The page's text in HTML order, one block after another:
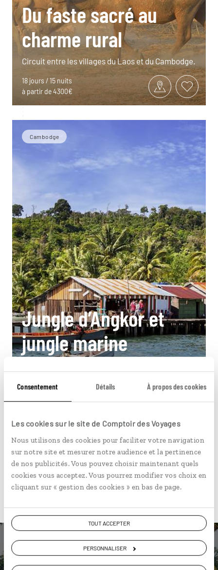
Consentement Détails À propos des cookies
Les cookies sur le site de Comptoir des Voyages
Nous utilisons des cookies pour faciliter votre navigation
sur notre site et mesurer notre audience et la pertinence
de nos publicités. Vous pouvez choisir maintenant quels
cookies vous acceptez. Vous pourrez modifier vos choix en
cliquant sur « gestion des cookies » en bas de page.
TOUT ACCEPTER
PERSONNALISER
Du faste sacré au
charme rural
Circuit entre les villages du Laos et du Cambodge.
18 jours / 15 nuits
à partir de 4300€
Cambodge
Jungle d’Angkor et
jungle marine
Pour aller plus loin